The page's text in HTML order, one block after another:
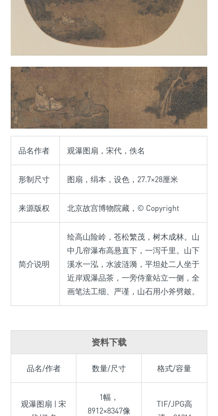
品名作者 观瀑图扇，宋代，佚名
形制尺寸 图扇，绢本，设色，27.7×28厘米
来源版权 北京故宫博物院藏，© Copyright
简介说明
绘高山险岭，苍松繁茂，树木成林。山
中几帘瀑布高悬直下，一泻千里。山下
溪水一泓，水波涟漪，平坦处二人坐于
近岸观瀑品茶，一旁侍童站立一侧，全
画笔法工细、严谨，山石用小斧劈皴。
资料下载
品名/作者 数量/尺寸 格式/容量
观瀑图扇 | 宋
1幅，
8912×8347像
TIF/JPG高